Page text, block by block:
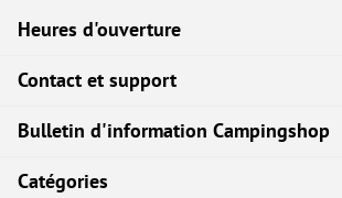
Heures d'ouverture
Contact et support
Bulletin d'information Campingshop
Catégories